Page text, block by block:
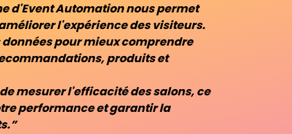
d'Event Automation nous permet
l'expérience des visiteurs.
pour mieux comprendre
produits et
mesurer l'efficacité des salons, ce
performance et garantir la